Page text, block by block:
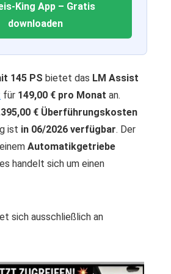
King App – Gratis
downloaden
145 PS bietet das LM Assist
für 149,00 € pro Monat an.
€ Überführungskosten
ist in 06/2026 verfügbar. Der
Automatikgetriebe
handelt sich um einen
sich ausschließlich an